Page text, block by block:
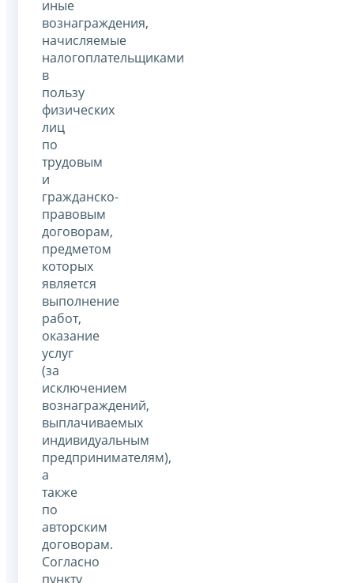
иные
вознаграждения,
начисляемые
налогоплательщиками
в
пользу
физических
лиц
по
трудовым
и
гражданско-
правовым
договорам,
предметом
которых
является
выполнение
работ,
оказание
услуг
(за
исключением
вознаграждений,
выплачиваемых
индивидуальным
предпринимателям),
а
также
по
авторским
договорам.
Согласно
пункту